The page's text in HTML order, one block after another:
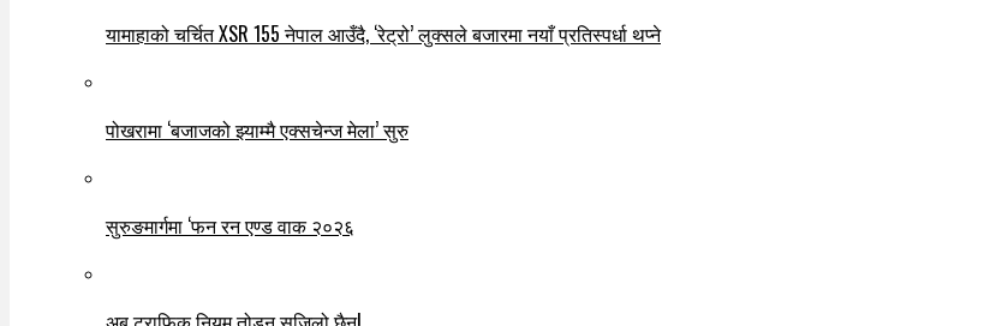
यामाहाको चर्चित XSR 155 नेपाल आउँदै, ‘रेट्रो’ लुक्सले बजारमा नयाँ प्रतिस्पर्धा थप्ने
पोखरामा ‘बजाजको झ्याम्मै एक्सचेन्ज मेला’ सुरु
सुरुङमार्गमा ‘फन रन एण्ड वाक २०२६